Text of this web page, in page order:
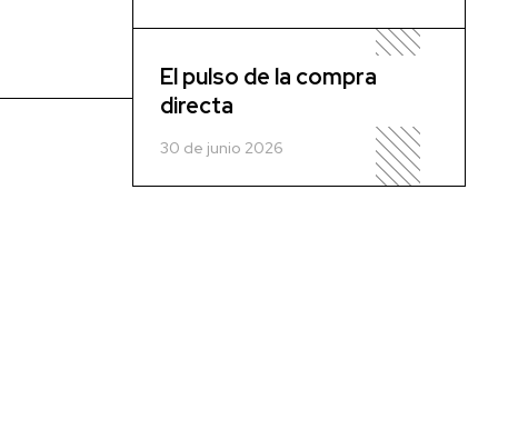
El pulso de la compra
directa
30 de junio 2026